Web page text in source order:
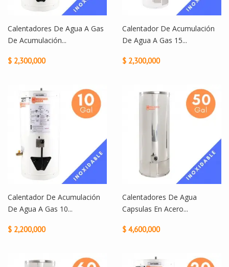
Calentadores De Agua A Gas
De Acumulación...
$ 2,300,000
Calentador De Acumulación
De Agua A Gas 15...
$ 2,300,000
Calentador De Acumulación
De Agua A Gas 10...
$ 2,200,000
Calentadores De Agua
Capsulas En Acero...
$ 4,600,000